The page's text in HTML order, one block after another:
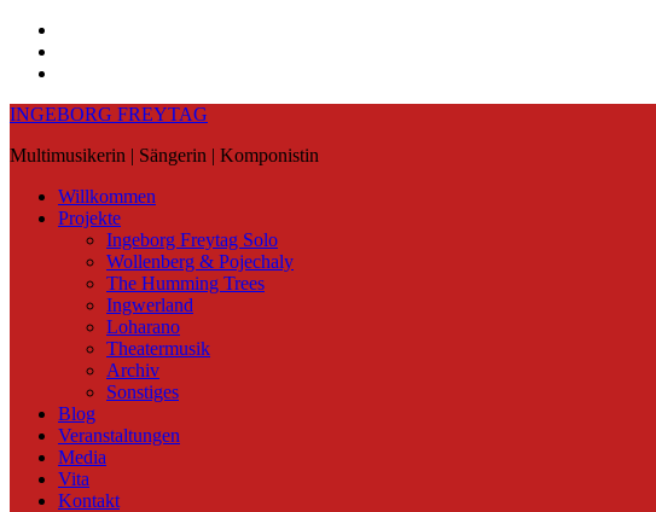
INGEBORG FREYTAG
Multimusikerin | Sängerin | Komponistin
Willkommen
Projekte
Ingeborg Freytag Solo
Wollenberg & Pojechaly
The Humming Trees
Ingwerland
Loharano
Theatermusik
Archiv
Sonstiges
Blog
Veranstaltungen
Media
Vita
Kontakt